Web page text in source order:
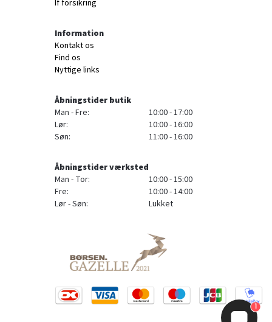
If forsikring
Information
Kontakt os
Find os
Nyttige links
Åbningstider butik
Man - Fre:
10:00 - 17:00
Lør:
10:00 - 16:00
Søn:
11:00 - 16:00
Åbningstider værksted
Man - Tor:
10:00 - 15:00
Fre:
10:00 - 14:00
Lør - Søn:
Lukket
1